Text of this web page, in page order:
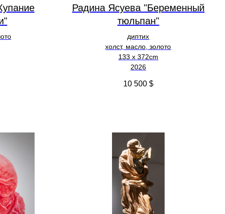
Радина Ясуева "Беременный
тюльпан"
диптих
холст, масло, золото
133 х 372cm
2026
10 500 $